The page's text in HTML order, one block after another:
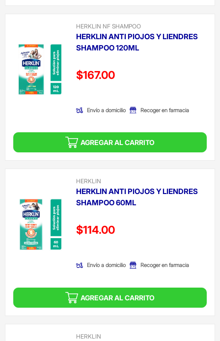
HERKLIN NF SHAMPOO
HERKLIN ANTI PIOJOS Y LIENDRES
SHAMPOO 120ML
Precio reducido de
$167.00
Envío a domicilio Recoger en farmacia
AGREGAR AL CARRITO
HERKLIN
HERKLIN ANTI PIOJOS Y LIENDRES
SHAMPOO 60ML
Precio reducido de
$114.00
Envío a domicilio Recoger en farmacia
AGREGAR AL CARRITO
HERKLIN